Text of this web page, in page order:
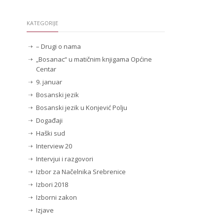
KATEGORIJE
– Drugi o nama
„Bosanac“ u matičnim knjigama Općine
Centar
9. januar
Bosanski jezik
Bosanski jezik u Konjević Polju
Događaji
Haški sud
Interview 20
Intervjui i razgovori
Izbor za Načelnika Srebrenice
Izbori 2018
Izborni zakon
Izjave